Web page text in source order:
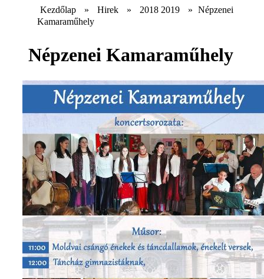
Kezdőlap » Hirek » 2018 2019 » Népzenei
Kamaraműhely
Népzenei Kamaraműhely